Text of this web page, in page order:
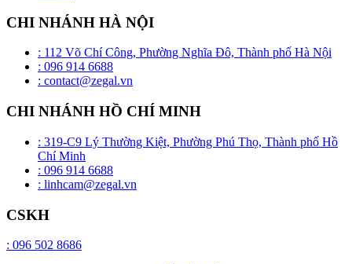
CHI NHÁNH HÀ NỘI
: 112 Võ Chí Công, Phường Nghĩa Đô, Thành phố Hà Nội
: 096 914 6688
: contact@zegal.vn
CHI NHÁNH HỒ CHÍ MINH
: 319-C9 Lý Thường Kiệt, Phường Phú Thọ, Thành phố Hồ
Chí Minh
: 096 914 6688
: linhcam@zegal.vn
CSKH
: 096 502 8686